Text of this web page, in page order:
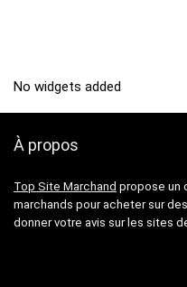
No widgets added
À propos
Top Site Marchand propose un
marchands pour acheter sur
donner votre avis sur les sites